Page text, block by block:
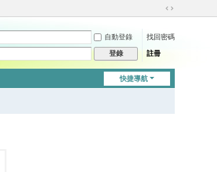
切
到
自動登錄
找回密碼
登錄 註冊
快捷導航